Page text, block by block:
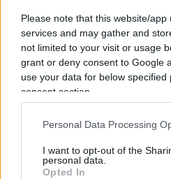
Please note that this website/
services and may gather and
not limited to your visit or usage
grant or deny consent to Google
use your data for below
consent section.
Personal Data Processing
I want to opt-out of the
personal data.
Opted In
Il caso arriva dopo le
diplomatici sullefatture che